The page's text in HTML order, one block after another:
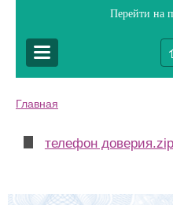
Перейти на
Главная
телефон доверия.zip